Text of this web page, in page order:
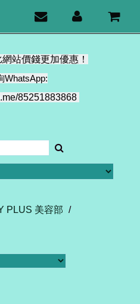
站價錢更加優惠！
WhatsApp:
85251883868
PLUS 美容部 /